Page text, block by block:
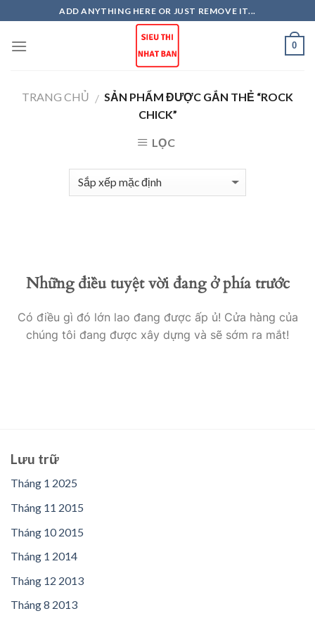
to
content
ADD ANYTHING HERE OR JUST REMOVE IT...
0
TRANG CHỦ / SẢN PHẨM ĐƯỢC GẮN THẺ “ROCK
CHICK”
LỌC
Những điều tuyệt vời đang ở phía trước
Có điều gì đó lớn lao đang được ấp ủ! Cửa hàng của
chúng tôi đang được xây dựng và sẽ sớm ra mắt!
Lưu trữ
Tháng 1 2025
Tháng 11 2015
Tháng 10 2015
Tháng 1 2014
Tháng 12 2013
Tháng 8 2013